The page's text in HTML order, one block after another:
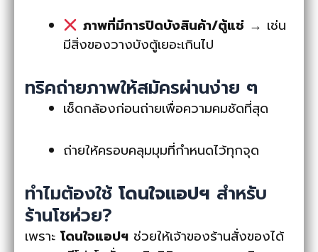
ภาพที่มีการปิดบังสินค้า/ตู้แช่→ เช่น
มีสิ่งของวางบังตู้เยอะเกินไป
ทริคถ่ายภาพให้สมัครผ่านง่าย ๆ
เช็ดกล้องก่อนถ่ายเพื่อความคมชัดที่สุด
ถ่ายให้ครอบคลุมมุมที่กำหนดไว้ทุกจุด
ทำไมต้องใช้ โดนใจแอปฯ สำหรับ
ร้านโชห่วย?
เพราะ โดนใจแอปฯ ช่วยให้เจ้าของร้านสั่งของได้